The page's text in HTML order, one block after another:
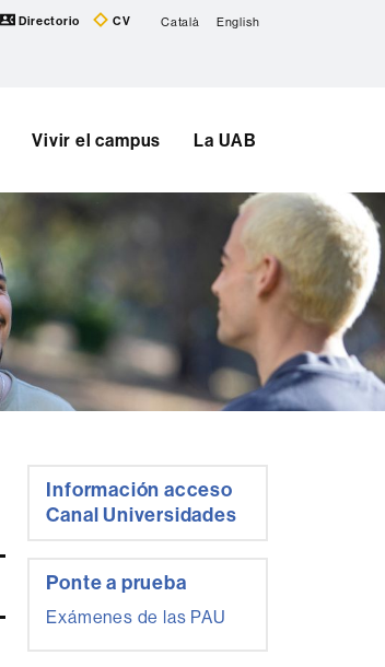
Directorio CV Català English
Vivir el campus La UAB
Información
complementaria
Información acceso
Canal Universidades
Ponte a prueba
Exámenes de las PAU